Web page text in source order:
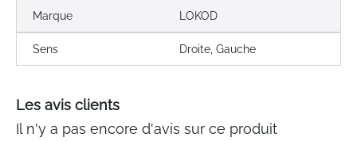
Marque LOKOD
Sens Droite, Gauche
Les avis clients
Il n'y a pas encore d'avis sur ce produit